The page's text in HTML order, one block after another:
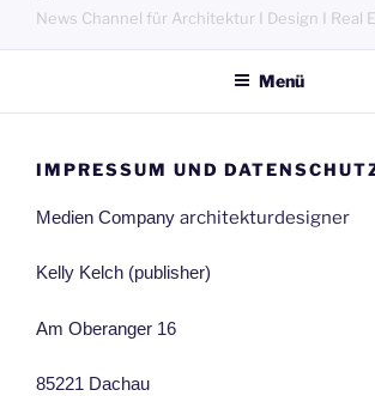
News Channel für Architektur I Design I Real
Menü
IMPRESSUM UND
Medien Company architekturdesigner
Kelly Kelch (publisher)
Am Oberanger 16
85221 Dachau